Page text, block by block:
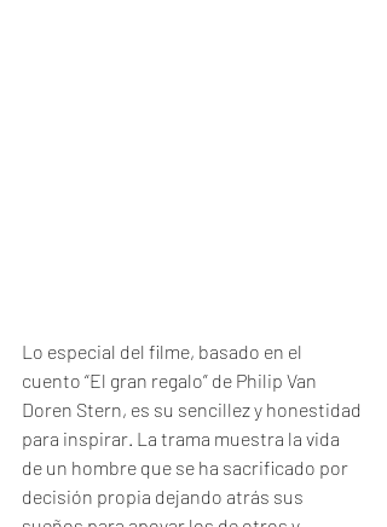
Lo especial del filme, basado en el
cuento “El gran regalo” de Philip Van
Doren Stern, es su sencillez y honestidad
para inspirar. La trama muestra la vida
de un hombre que se ha sacrificado por
decisión propia dejando atrás sus